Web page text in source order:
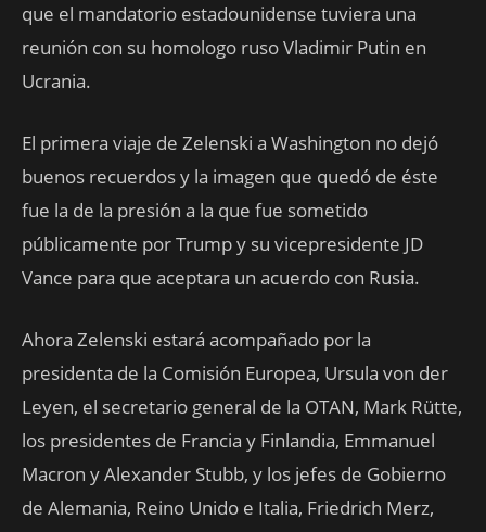
que el mandatorio estadounidense tuviera una
reunión con su homologo ruso Vladimir Putin en
Ucrania.
El primera viaje de Zelenski a Washington no dejó
buenos recuerdos y la imagen que quedó de éste
fue la de la presión a la que fue sometido
públicamente por Trump y su vicepresidente JD
Vance para que aceptara un acuerdo con Rusia.
Ahora Zelenski estará acompañado por la
presidenta de la Comisión Europea, Ursula von der
Leyen, el secretario general de la OTAN, Mark Rütte,
los presidentes de Francia y Finlandia, Emmanuel
Macron y Alexander Stubb, y los jefes de Gobierno
de Alemania, Reino Unido e Italia, Friedrich Merz,